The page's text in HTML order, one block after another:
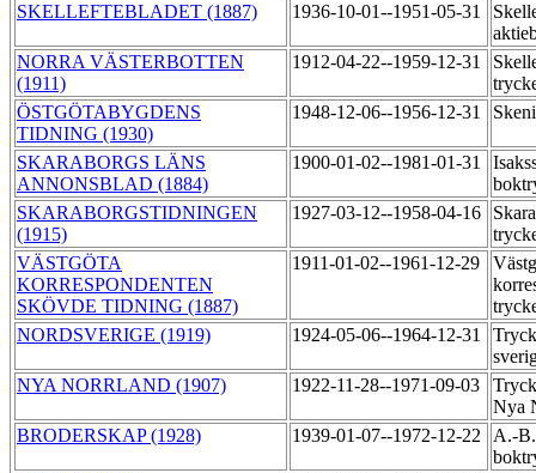
SKELLEFTEBLADET (1887)
1936-10-01--1951-05-31
NORRA VÄSTERBOTTEN
(1911)
1912-04-22--1959-12-31
ÖSTGÖTABYGDENS
TIDNING (1930)
1948-12-06--1956-12-31
SKARABORGS LÄNS
ANNONSBLAD (1884)
1900-01-02--1981-01-31
SKARABORGSTIDNINGEN
(1915)
1927-03-12--1958-04-16
VÄSTGÖTA
KORRESPONDENTEN
SKÖVDE TIDNING (1887)
1911-01-02--1961-12-29
NORDSVERIGE (1919)
1924-05-06--1964-12-31
NYA NORRLAND (1907)
1922-11-28--1971-09-03
Nya
BRODERSKAP (1928)
1939-01-07--1972-12-22
A.-